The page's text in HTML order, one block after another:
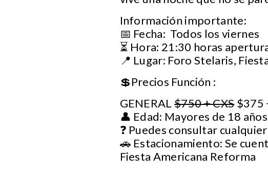
Información importante:
📅 Fecha: Todos los viernes
⏳ Hora: 21:30 horas
📍 Lugar: Foro Stelaris,
💲Precios Función :
GENERAL$750 + CXS$375
👤 Edad: Mayores de 18 años
❓ Puedes consultar
🚗 Estacionamiento: Se
Fiesta Americana Reforma